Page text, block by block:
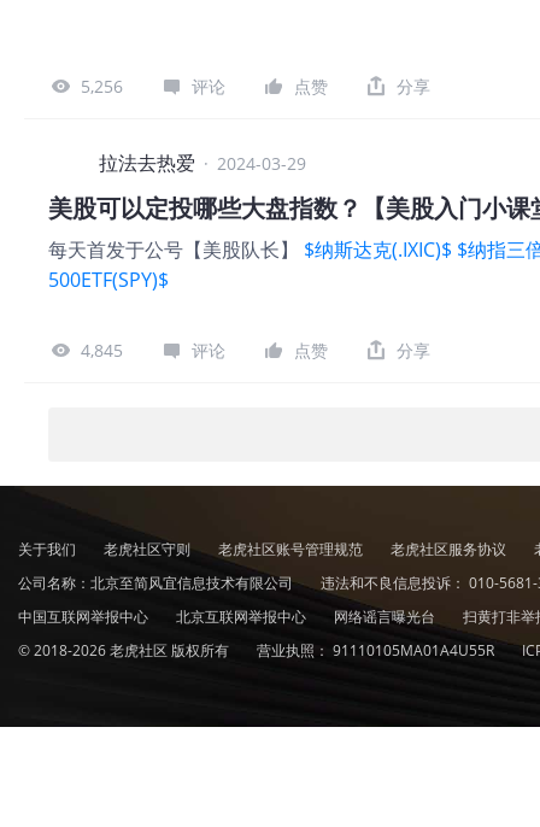
5,256 评论 点赞 分享
拉法去热爱 · 2024-03-29
美股可以定投哪些大盘指数？【美股入门小课
每天首发于公号【美股队长】 $纳斯达克(.IXIC)$ $纳指三
500ETF(SPY)$
4,845 评论 点赞 分享
关于我们 老虎社区守则 老虎社区账号管理规范 老虎社区服务协议
公司名称：北京至简风宜信息技术有限公司
违法和不良信息投诉： 010-
中国互联网举报中心
北京互联网举报中心 网络谣言曝光台
扫黄打非
© 2018-2026 老虎社区 版权所有
营业执照： 91110105MA01A4U55R